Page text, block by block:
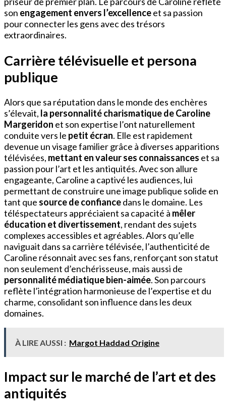
son engagement envers l’excellenceet sa passion
pour connecter les gens avec des trésors
extraordinaires.
Carrière télévisuelle et persona
publique
Alors que sa réputation dans le monde des enchères
s’élevait, la personnalité charismatique de Caroline
Margeridon et son expertise l’ont naturellement
conduite vers le petit écran. Elle est rapidement
devenue un visage familier grâce à diverses apparitions
télévisées, mettant en valeur ses connaissances et sa
passion pour l’art et les antiquités. Avec son allure
engageante, Caroline a captivé les audiences, lui
permettant de construire une image publique solide en
tant que source de confiancedans le domaine. Les
téléspectateurs appréciaient sa capacité à mêler
éducation et divertissement, rendant des sujets
complexes accessibles et agréables. Alors qu’elle
naviguait dans sa carrière télévisée, l’authenticité de
Caroline résonnait avec ses fans, renforçant son statut
non seulement d’enchérisseuse, mais aussi de
personnalité médiatique bien-aimée. Son parcours
reflète l’intégration harmonieuse de l’expertise et du
charme, consolidant son influence dans les deux
domaines.
À LIRE AUSSI : Margot Haddad Origine
Impact sur le marché de l’art et des
antiquités